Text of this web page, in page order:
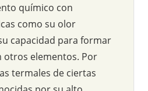
químico con
como su olor
capacidad para formar
otros elementos. Por
termales de ciertas